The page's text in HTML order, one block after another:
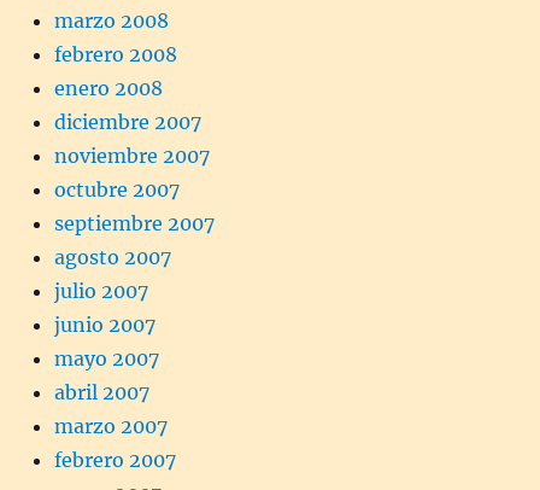
marzo 2008
febrero 2008
enero 2008
diciembre 2007
noviembre 2007
octubre 2007
septiembre 2007
agosto 2007
julio 2007
junio 2007
mayo 2007
abril 2007
marzo 2007
febrero 2007